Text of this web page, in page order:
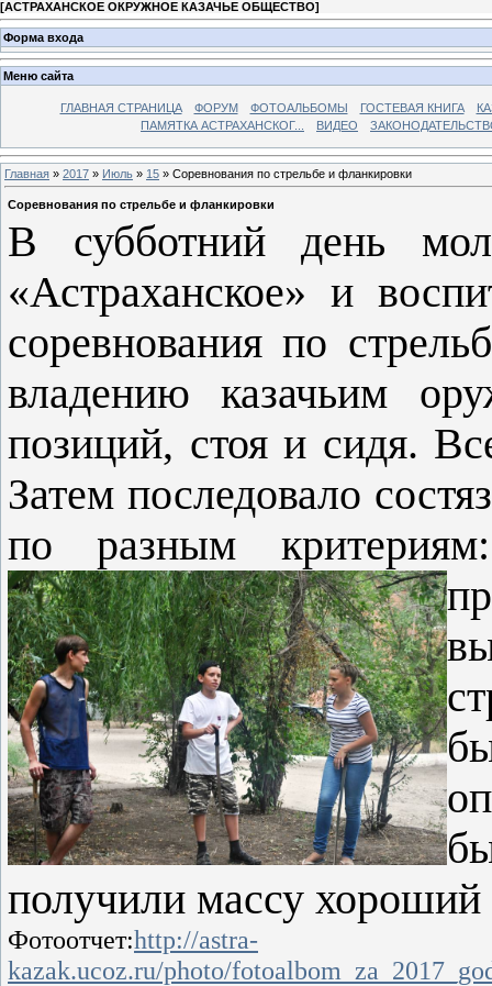
[АСТРАХАНСКОЕ ОКРУЖНОЕ КАЗАЧЬЕ ОБЩЕСТВО]
Форма входа
Меню сайта
ГЛАВНАЯ СТРАНИЦА ФОРУМ ФОТОАЛЬБОМЫ ГОСТЕВАЯ КНИГА
ПАМЯТКА АСТРАХАНСКОГ...
ВИДЕО
Главная » 2017 » Июль » 15 » Соревнования по стрельбе и фланкировки
Соревнования по стрельбе и фланкировки
В субботний день
«Астраханское» и
соревнования по
владению казачьим
позиций, стоя и сидя.
Затем последовало
по разным
получили массу хороший
Фотоотчет:http://astra-
kazak.ucoz.ru/photo/